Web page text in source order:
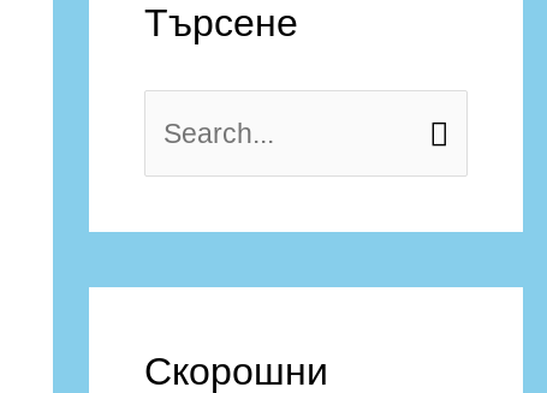
Търсене
Скорошни